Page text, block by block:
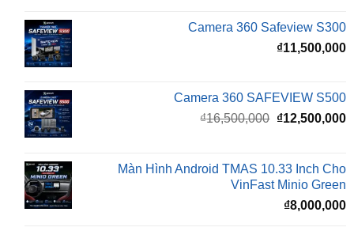
Camera 360 SAFEVIEW S500
gốc
là:
₫16,500,000.
Màn Hình Android TMAS 10.33 Inch Cho
₫8,000,000
Màn Hình Android TMAS 10.33 Dành Cho